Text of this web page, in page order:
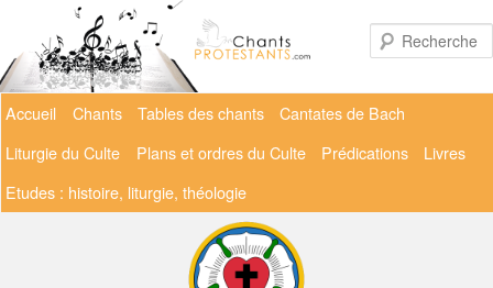
contenu
principal
Menu
Accueil Chants Tables des chants
Cantates de Bach
Liturgie du Culte
Plans et ordres du Culte Prédications
Livres
Etudes : histoire, liturgie, théologie